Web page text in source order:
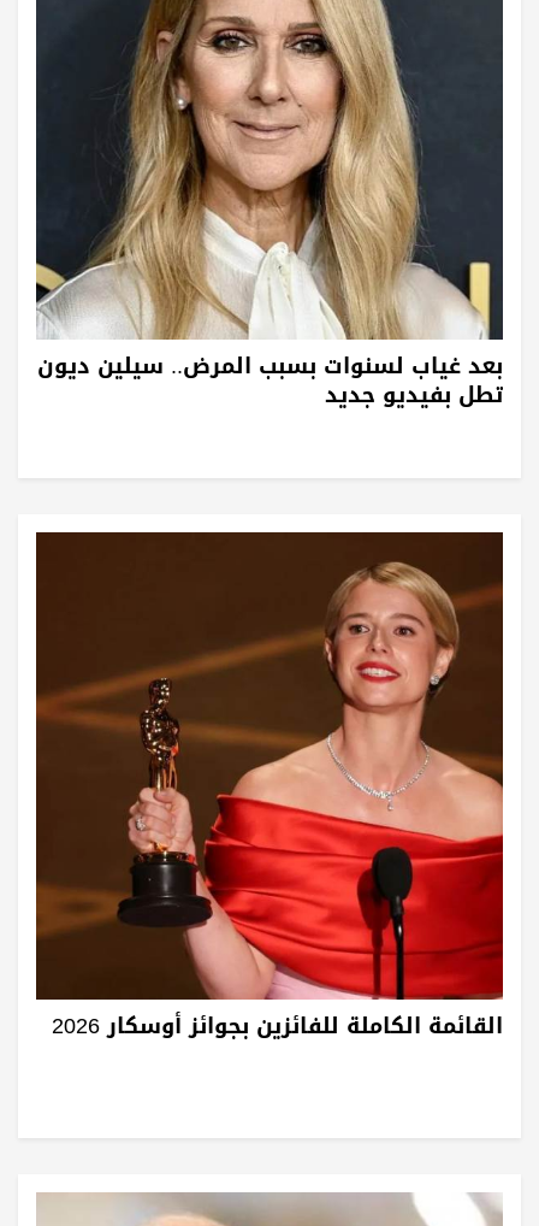
بعد غياب لسنوات بسبب المرض.. سيلين ديون
تطل بفيديو جديد
القائمة الكاملة للفائزين بجوائز أوسكار 2026